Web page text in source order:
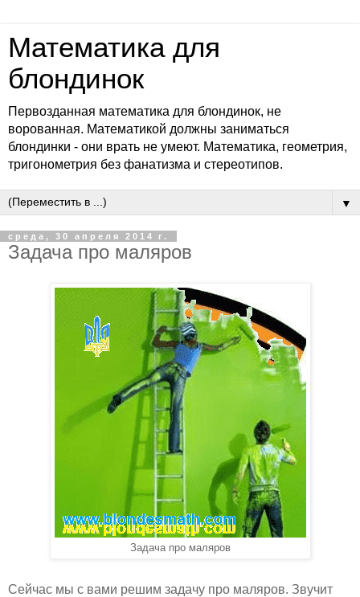
Математика для
блондинок
Первозданная математика для блондинок, не
ворованная. Математикой должны заниматься
блондинки - они врать не умеют. Математика, геометрия,
тригонометрия без фанатизма и стереотипов.
▼
среда, 30 апреля 2014 г.
Задача про маляров
Задача про маляров
Сейчас мы с вами решим задачу про маляров. Звучит